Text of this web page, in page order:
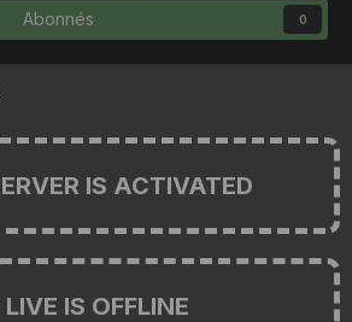
Abonnés 0
IS ACTIVATED
LIVE IS OFFLINE